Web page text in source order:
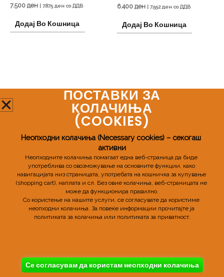
7.500 ден 7.875ден со ДДВ
Додај Во Кошница
6.400 ден 7.552ден со ДДВ
Додај Во Кошница
Мозаик Про
+389 72 598 955
mozaikpro.mk@gmail.com
Powered By MozaikPro
ПОСТАВКИ ЗА
КОЛАЧИЊА
(COOKIES)​
Неопходни колачиња (Necessary cookies) – секогаш
активни
Неопходните колачиња помагаат една веб-страница да биде
употреблива со овозможување на основните функции, како
навигацијата низ страницата, употребата на кошничка за купување
(shopping cart), наплата и сл. Без овие колачиња, веб-страницата не
може да функционира правилно.
Со користење на нашите услуги, се согласувате да користиме
неопходни колачиња. За повеќе информации прочитајте ја
политиката за колачиња или политиката за приватност.
Се согласувам да користам неопходни колачиња